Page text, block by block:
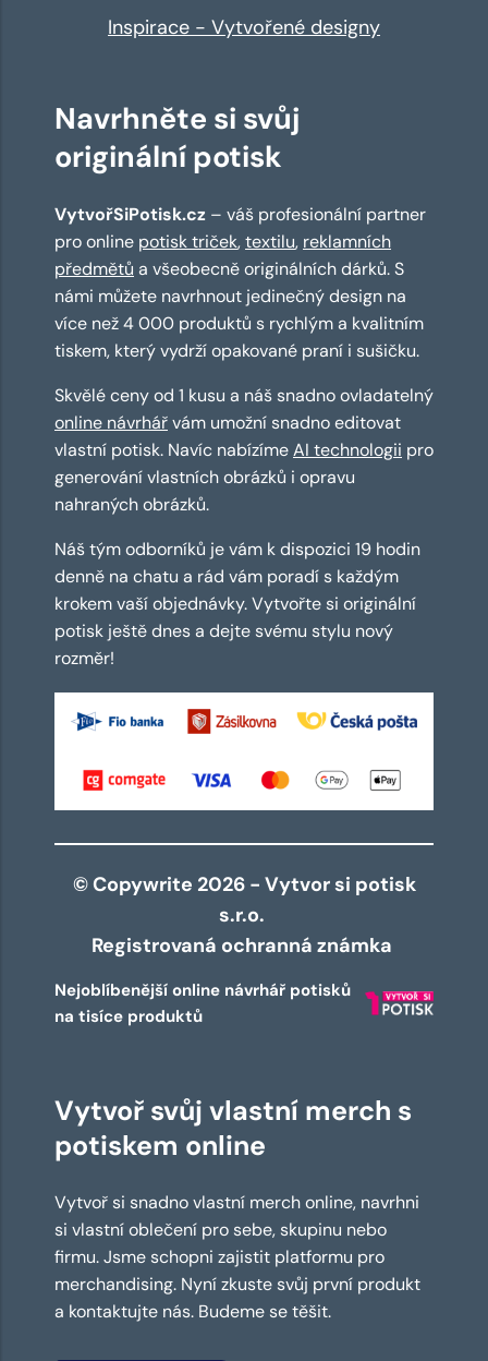
Inspirace - Vytvořené designy
Navrhněte si svůj
originální potisk
VytvořSiPotisk.cz – váš profesionální partner
pro online potisk triček,textilu, reklamních
předmětů a všeobecně originálních dárků. S
námi můžete navrhnout jedinečný design na
více než 4 000 produktů s rychlým a kvalitním
tiskem, který vydrží opakované praní i sušičku.
Skvělé ceny od 1 kusu a náš snadno ovladatelný
online návrhářvám umožní snadno editovat
vlastní potisk. Navíc nabízímeAI technologii pro
generování vlastních obrázků i opravu
nahraných obrázků.
Náš tým odborníků je vám k dispozici 19 hodin
denně na chatu a rád vám poradí s každým
krokem vaší objednávky. Vytvořte si originální
potisk ještě dnes a dejte svému stylu nový
rozměr!
© Copywrite 2026 - Vytvor si potisk
s.r.o.
Registrovaná ochranná známka
Nejoblíbenější online návrhář potisků
na tisíce produktů
Vytvoř svůj vlastní merch s
potiskem online
Vytvoř si snadno vlastní merch online, navrhni
si vlastní oblečení pro sebe, skupinu nebo
firmu. Jsme schopni zajistit platformu pro
merchandising. Nyní zkuste svůj první produkt
a kontaktujte nás. Budeme se těšit.